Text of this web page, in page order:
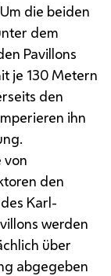
die beiden
dem
Pavillons
je 130 Metern
den
ihn
von
den
Karl-
werden
über
abgegeben